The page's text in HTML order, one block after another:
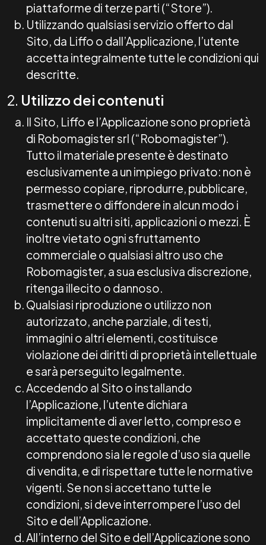
piattaforme di terze parti (“Store”).
Utilizzando qualsiasi servizio offerto dal
Sito, da Liffo o dall’Applicazione, l’utente
accetta integralmente tutte le condizioni qui
descritte.
2. Utilizzo dei contenuti
Il Sito, Liffo e l’Applicazione sono proprietà
di Robomagister srl (“Robomagister”).
Tutto il materiale presente è destinato
esclusivamente a un impiego privato: non è
permesso copiare, riprodurre, pubblicare,
trasmettere o diffondere in alcun modo i
contenuti su altri siti, applicazioni o mezzi. È
inoltre vietato ogni sfruttamento
commerciale o qualsiasi altro uso che
Robomagister, a sua esclusiva discrezione,
ritenga illecito o dannoso.
Qualsiasi riproduzione o utilizzo non
autorizzato, anche parziale, di testi,
immagini o altri elementi, costituisce
violazione dei diritti di proprietà intellettuale
e sarà perseguito legalmente.
Accedendo al Sito o installando
l’Applicazione, l’utente dichiara
implicitamente di aver letto, compreso e
accettato queste condizioni, che
comprendono sia le regole d’uso sia quelle
di vendita, e di rispettare tutte le normative
vigenti. Se non si accettano tutte le
condizioni, si deve interrompere l’uso del
Sito e dell’Applicazione.
All’interno del Sito e dell’Applicazione sono